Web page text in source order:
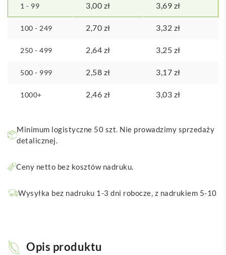
1 - 99 3,00 zł 3,69 zł
100 - 249 2,70 zł 3,32 zł
250 - 499 2,64 zł 3,25 zł
500 - 999 2,58 zł 3,17 zł
1000+ 2,46 zł 3,03 zł
Minimum logistyczne 50 szt. Nie prowadzimy sprzedaży
detalicznej.
Ceny netto bez kosztów nadruku.
Wysyłka bez nadruku 1-3 dni robocze, z nadrukiem 5-10
Opis produktu